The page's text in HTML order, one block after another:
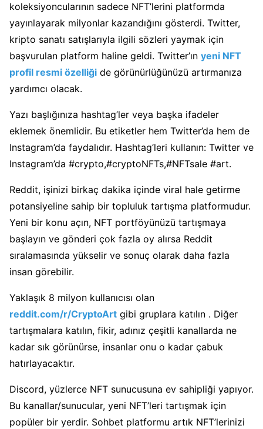
koleksiyoncularının sadece NFT’lerini platformda
yayınlayarak milyonlar kazandığını gösterdi. Twitter,
kripto sanatı satışlarıyla ilgili sözleri yaymak için
başvurulan platform haline geldi. Twitter’ın yeni NFT
profil resmi özelliği de görünürlüğünüzü artırmanıza
yardımcı olacak.
Yazı başlığınıza hashtag’ler veya başka ifadeler
eklemek önemlidir. Bu etiketler hem Twitter’da hem de
Instagram’da faydalıdır. Hashtag’leri kullanın: Twitter ve
Instagram’da #crypto,#cryptoNFTs,#NFTsale #art.
Reddit, işinizi birkaç dakika içinde viral hale getirme
potansiyeline sahip bir topluluk tartışma platformudur.
Yeni bir konu açın, NFT portföyünüzü tartışmaya
başlayın ve gönderi çok fazla oy alırsa Reddit
sıralamasında yükselir ve sonuç olarak daha fazla
insan görebilir.
Yaklaşık 8 milyon kullanıcısı olan
reddit.com/r/CryptoArt gibi gruplara katılın . Diğer
tartışmalara katılın, fikir, adınız çeşitli kanallarda ne
kadar sık ​​görünürse, insanlar onu o kadar çabuk
hatırlayacaktır.
Discord, yüzlerce NFT sunucusuna ev sahipliği yapıyor.
Bu kanallar/sunucular, yeni NFT’leri tartışmak için
popüler bir yerdir. Sohbet platformu artık NFT’lerinizi